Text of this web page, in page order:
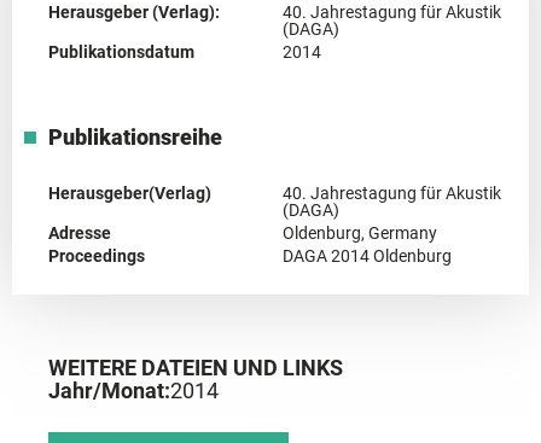
Herausgeber (Verlag):
40. Jahrestagung für Akustik
(DAGA)
Publikationsdatum
2014
Publikationsreihe
Herausgeber(Verlag)
40. Jahrestagung für Akustik
(DAGA)
Adresse
Oldenburg, Germany
Proceedings
DAGA 2014 Oldenburg
WEITERE DATEIEN UND LINKS
Jahr/Monat:2014